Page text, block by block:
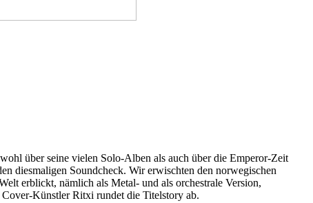
über seine vielen Solo-Alben als auch über die Emperor-Zeit
diesmaligen Soundcheck. Wir erwischten den norwegischen
erblickt, nämlich als Metal- und als orchestrale Version,
Künstler Ritxi rundet die Titelstory ab.